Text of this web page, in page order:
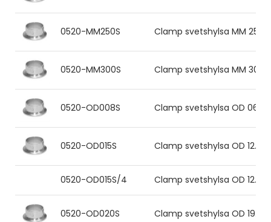
0520-MM250S Clamp svetshylsa MM
0520-MM300S Clamp svetshylsa MM
0520-OD008S Clamp svetshylsa OD
0520-OD015S Clamp svetshylsa OD
0520-OD015S/4 Clamp svetshylsa OD
0520-OD020S Clamp svetshylsa OD